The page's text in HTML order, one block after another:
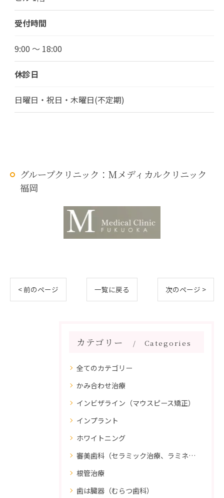
受付時間
9:00 ～ 18:00
休診日
日曜日・祝日・木曜日(不定期)
グループクリニック：Mメディカルクリニック
福岡
< 前のページ 一覧に戻る 次のページ >
カテゴリー Categories
全てのカテゴリー
かみ合わせ治療
インビザライン（マウスピース矯正）
インプラント
ホワイトニング
審美歯科（セラミック治療、ラミネートべニア、ダイレクトボンディング）
根管治療
歯は臓器（むらつ歯科）